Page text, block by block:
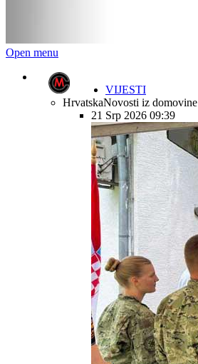
Open menu
VIJESTI
HrvatskaNovosti iz domovine
21 Srp 2026 09:39